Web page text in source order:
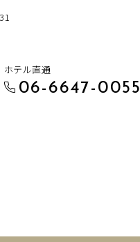
ホテル直通
06-6647-0055